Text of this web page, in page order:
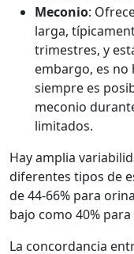
Meconio:
larga,
trimestres, y
embargo, es no
siempre es
meconio
limitados.
Hay amplia
diferentes tipos de
de 44-66% para
bajo como 40%
La concordancia